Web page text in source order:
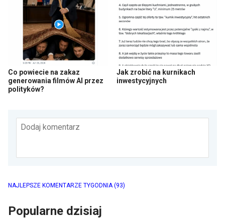
Co powiecie na zakaz
generowania filmów AI przez
polityków?
Jak zrobić na kurnikach
inwestycyjnych
Dodaj komentarz
NAJLEPSZE KOMENTARZE TYGODNIA(93)
Popularne dzisiaj